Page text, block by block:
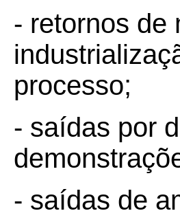
- retornos de
processo;
- saídas por
- saídas de